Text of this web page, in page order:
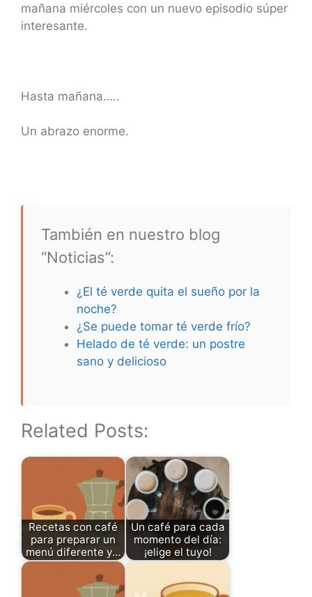
mañana miércoles con un nuevo episodio súper
interesante.
Hasta mañana…..
Un abrazo enorme.
También en nuestro blog
“Noticias”:
¿El té verde quita el sueño por la
noche?
¿Se puede tomar té verde frío?
Helado de té verde: un postre
sano y delicioso
Related Posts:
Recetas con café
para preparar un
menú diferente y…
Un café para cada
momento del día:
¡elige el tuyo!